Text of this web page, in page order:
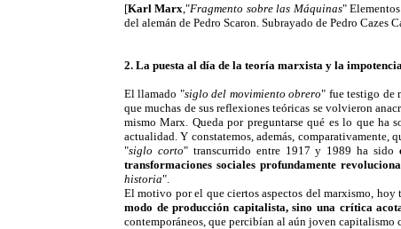
[Karl Marx ,"Fragmento sobre las Máquinas"
del alemán de Pedro Scaron. Subrayado de Pedro Cazes
2. La puesta al día de la teoría marxista y la
El llamado "siglo del movimiento obrero" fue testigo de
que muchas de sus reflexiones teóricas se volvieron
mismo Marx. Queda por preguntarse qué es lo que ha
actualidad. Y constatemos, además, comparativamente,
"siglo corto" transcurrido entre 1917 y 1989 ha sido
transformaciones sociales profundamente
historia".
El motivo por el que ciertos aspectos del marxismo,
modo de producción capitalista, sino una crítica
contemporáneos, que percibían al aún joven capitalismo